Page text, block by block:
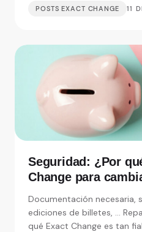
POSTS EXACT CHANGE 11
Seguridad: ¿Por
Change para
Documentación necesaria,
ediciones de billetes, ...
qué Exact Change es tan